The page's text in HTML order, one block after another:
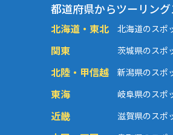
都道府県からツーリン
北海道・東北 北海道のスポ
関東 茨城県のスポ
北陸・甲信越 新潟県のスポ
東海 岐阜県のスポ
近畿 滋賀県のスポ